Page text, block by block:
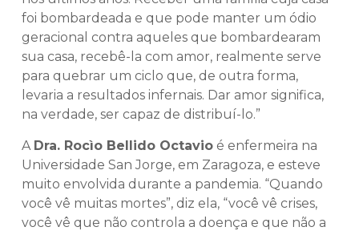
foi bombardeada e que pode manter um ódio
geracional contra aqueles que bombardearam
sua casa, recebê-la com amor, realmente serve
para quebrar um ciclo que, de outra forma,
levaria a resultados infernais. Dar amor significa,
na verdade, ser capaz de distribuí-lo.”
A Dra. Rocìo Bellido Octavio é enfermeira na
Universidade San Jorge, em Zaragoza, e esteve
muito envolvida durante a pandemia. “Quando
você vê muitas mortes”, diz ela, “você vê crises,
você vê que não controla a doença e que não a